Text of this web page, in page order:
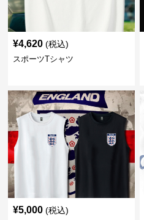
¥4,620 (税込)
スポーツTシャツ
¥5,000 (税込)